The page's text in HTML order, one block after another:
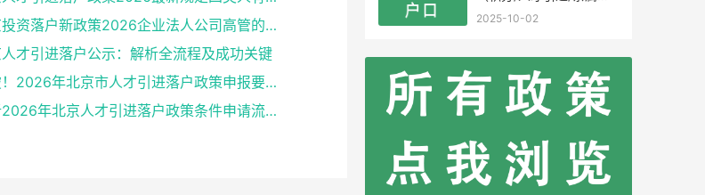
北京投资落户新政策2026企业法人公司高管的福音
才引进落户公示：解析全流程及成功关键
突破！2026年北京市人才引进落户政策申报要求操作指南
解析2026年北京人才引进落户政策条件申请流程材料准备
靠）
2025-10-02